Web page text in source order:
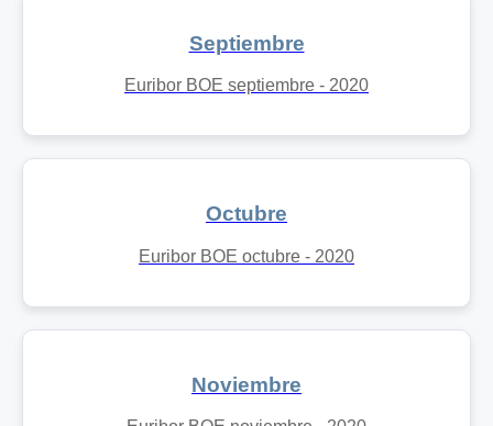
Septiembre
Euribor BOE septiembre - 2020
Octubre
Euribor BOE octubre - 2020
Noviembre